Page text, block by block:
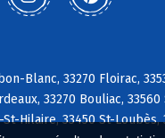
Blanc, 33270 Floirac,
33270 Bouliac,
Hilaire, 33450 St-